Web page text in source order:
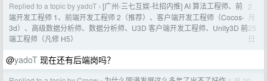
Replied to a topic by yadoT › [广州-三七互娱-社招内推] AI 算法工程师、前
端开发工程师 1、前端开发工程师 2（推荐）、客户端开发工程师（Cocos-
3d）、高级数据分析师、数据分析师、U3D 客户端开发工程师、Unity3D 前
端工程师（凡修 H5）
2
月
25
日
@yadoT 现在还有后端岗吗？